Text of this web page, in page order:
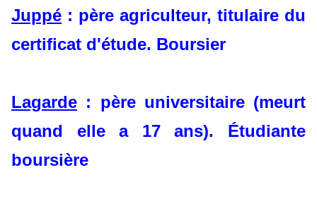
Juppé : père agriculteur, titulaire du
certificat d'étude. Boursier
Lagarde : père universitaire (meurt
quand elle a 17 ans). Étudiante
boursière